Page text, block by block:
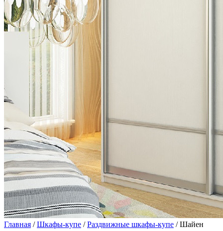
Главная /Шкафы-купе /Раздвижные шкафы-купе / Шайен